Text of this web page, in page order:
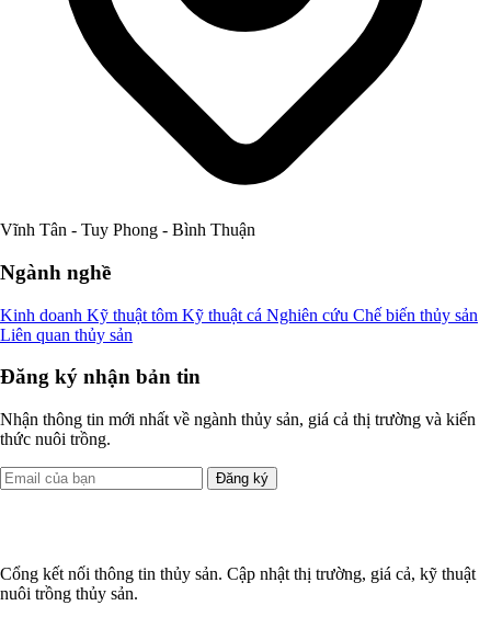
Vĩnh Tân - Tuy Phong - Bình Thuận
Ngành nghề
Kinh doanh Kỹ thuật tôm Kỹ thuật cá Nghiên cứu Chế biến thủy sản
Liên quan thủy sản
Đăng ký nhận bản tin
Nhận thông tin mới nhất về ngành thủy sản, giá cả thị trường và kiến
thức nuôi trồng.
Đăng ký
Cổng kết nối thông tin thủy sản. Cập nhật thị trường, giá cả, kỹ thuật
nuôi trồng thủy sản.